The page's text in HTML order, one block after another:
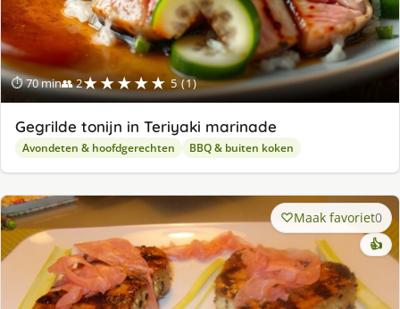
⏱ 70 min👥 2★★★★★ 5 (1)
Gegrilde tonijn in Teriyaki marinade
Avondeten & hoofdgerechten BBQ & buiten koken
Maak favoriet0
👍